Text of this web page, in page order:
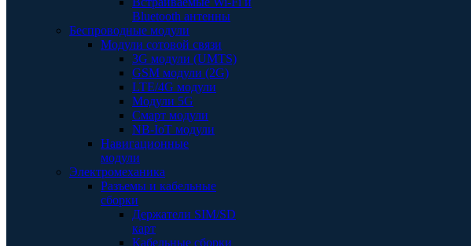
Bluetooth антенны
Беспроводные модули
Модули сотовой связи
3G модули (UMTS)
GSM модули (2G)
LTE/4G модули
Модули 5G
Смарт модули
NB-IoT модули
Навигационные
модули
Электромеханика
Разъемы и кабельные
сборки
Держатели SIM/SD
карт
Кабельные сборки